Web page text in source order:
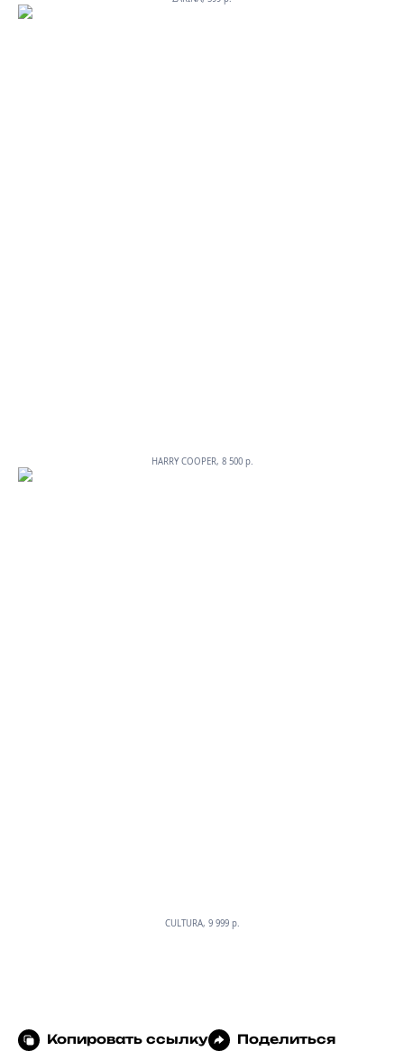
HARRY COOPER, 8 500 p.
CULTURA, 9 999 p.
Копировать ссылку
Поделиться